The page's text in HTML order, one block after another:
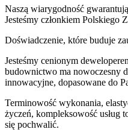
Naszą wiarygodność
Jesteśmy członkiem
Doświadczenie, które buduje
Jesteśmy cenionym
budownictwo ma nowoczesny
innowacyjne, dopasowane do
Terminowość wykonania,
życzeń, kompleksowość usług
się pochwalić.